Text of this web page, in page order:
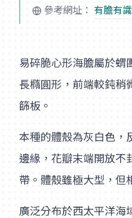
參考網址： 有膽有
易碎脆心形海膽屬於蝟
長橢圓形，前端較鈍稍
篩板。
本種的體殼為灰白色，
邊緣，花瓣末端開放不
帶。體殼雖極大型，但
廣泛分布於西太平洋海